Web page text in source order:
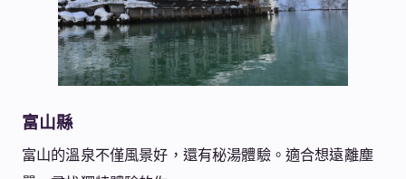
富山縣
富山的溫泉不僅風景好，還有秘湯體驗。適合想遠離塵